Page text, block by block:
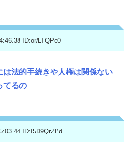
ID:or/LTQPe0
は法的手続きや人権は関係ない
てるの
ID:I5D9QrZPd